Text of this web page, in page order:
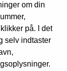
om din
på. I det
selv indtaster